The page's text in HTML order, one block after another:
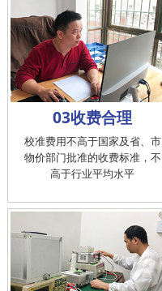
03收费合理
校准费用不高于国家及省、市
物价部门批准的收费标准，不
高于行业平均水平